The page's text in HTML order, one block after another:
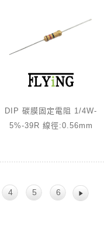
DIP 碳膜固定電阻 1/4W-
5%-39R 線徑:0.56mm
4 5 6